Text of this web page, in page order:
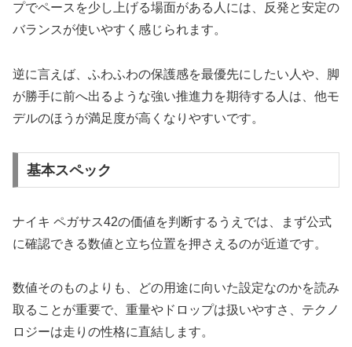
プでペースを少し上げる場面がある人には、反発と安定の
バランスが使いやすく感じられます。
逆に言えば、ふわふわの保護感を最優先にしたい人や、脚
が勝手に前へ出るような強い推進力を期待する人は、他モ
デルのほうが満足度が高くなりやすいです。
基本スペック
ナイキ ペガサス42の価値を判断するうえでは、まず公式
に確認できる数値と立ち位置を押さえるのが近道です。
数値そのものよりも、どの用途に向いた設定なのかを読み
取ることが重要で、重量やドロップは扱いやすさ、テクノ
ロジーは走りの性格に直結します。